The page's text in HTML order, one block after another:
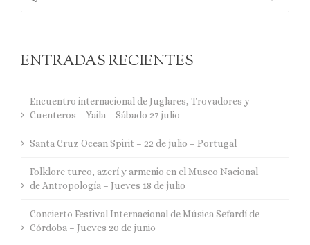
ENTRADAS RECIENTES
Encuentro internacional de Juglares, Trovadores y
Cuenteros – Yaila – Sábado 27 julio
Santa Cruz Ocean Spirit – 22 de julio – Portugal
Folklore turco, azerí y armenio en el Museo Nacional
de Antropología – Jueves 18 de julio
Concierto Festival Internacional de Música Sefardí de
Córdoba – Jueves 20 de junio